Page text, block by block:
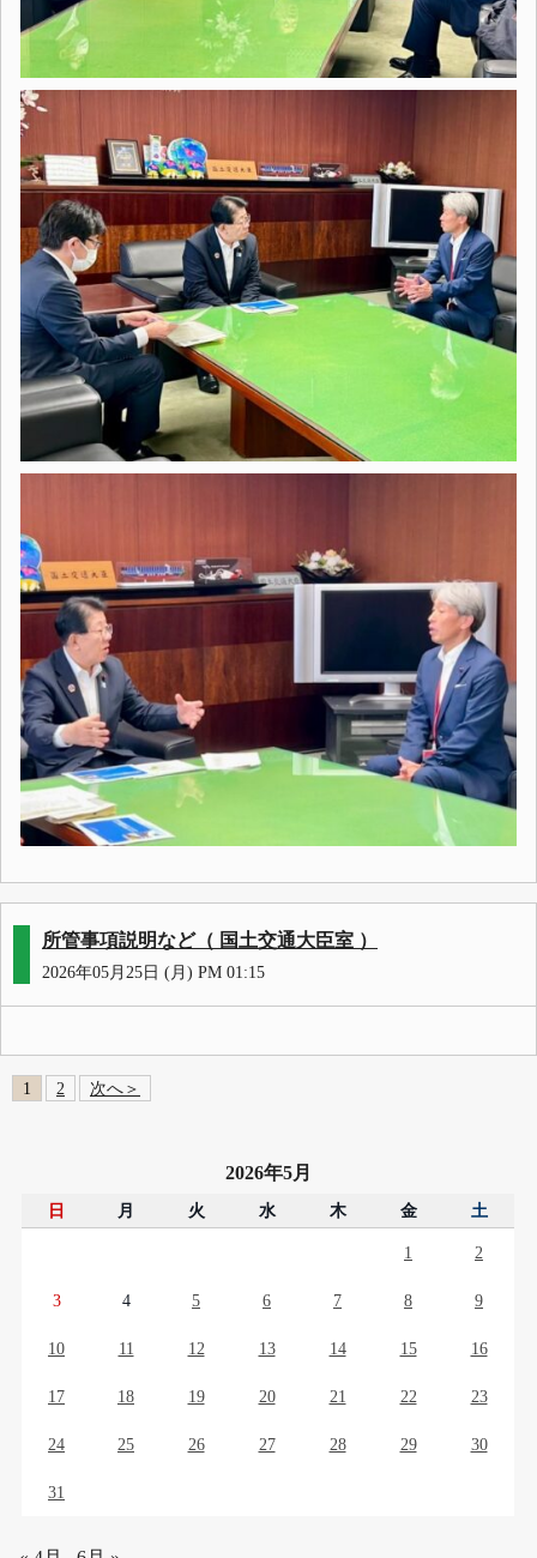
所管事項説明など（ 国土交通大臣室 ）
2026年05月25日 (月) PM 01:15
1 2 次へ＞
2026年5月
日 月 火 水 木 金 土
1 2
3 4 5 6 7 8 9
10 11 12 13 14 15 16
17 18 19 20 21 22 23
24 25 26 27 28 29 30
31